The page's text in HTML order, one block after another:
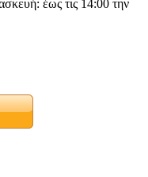
έως τις 14:00 την